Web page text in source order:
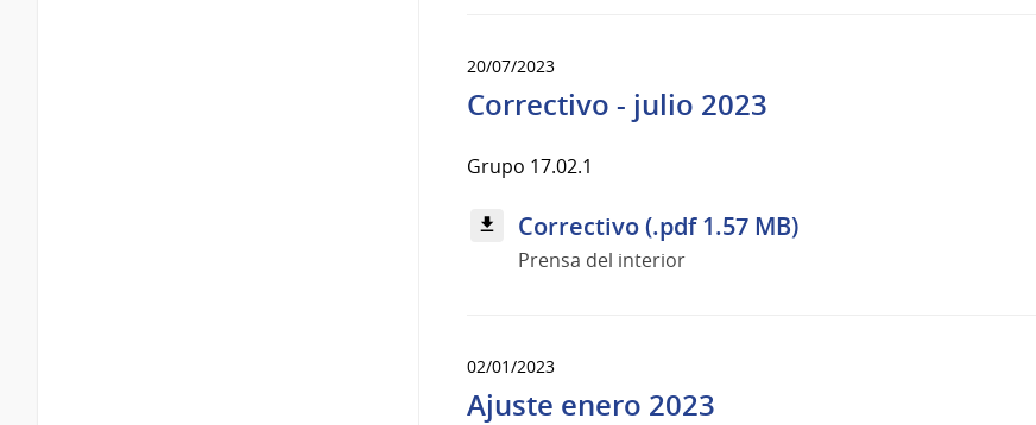
20/07/2023
Correctivo - julio 2023
Grupo 17.02.1
Correctivo (.pdf 1.57 MB)
Prensa del interior
02/01/2023
Ajuste enero 2023